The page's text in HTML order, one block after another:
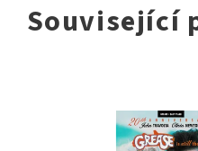
Související